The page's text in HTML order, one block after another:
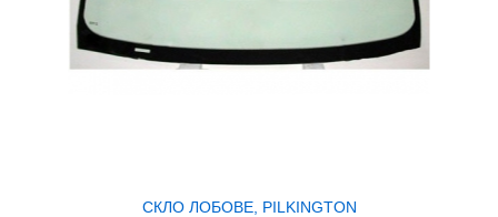
СКЛО ЛОБОВЕ, PILKINGTON